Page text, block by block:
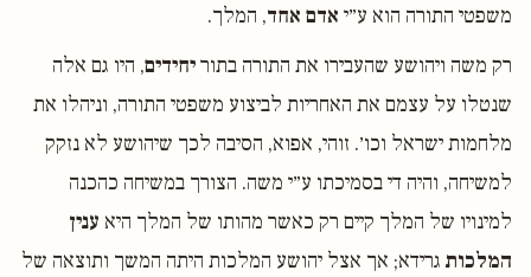
משפטי התורה הוא ע״י אדם אחד, המלך.
רק משה ויהושע שהעבירו את התורה בתוריחידים, היו גם אלה
שנטלו על עצמם את האחריות לביצוע משפטי התורה, וניהלו את
מלחמות ישראל וכו׳. זוהי, אפוא, הסיבה לכך שיהושע לא נזקק
למשיחה, והיה די בסמיכתו ע״י משה. הצורך במשיחה כהכנה
למינויו של המלך קיים רק כאשר מהותו של המלך היא ענין
המלכות גרידא; אך אצל יהושע המלכות היתה המשך ותוצאה של